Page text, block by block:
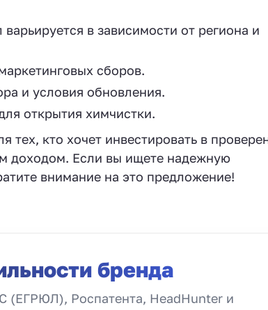
в зависимости от региона и
сборов.
и условия обновления.
открытия химчистки.
тех, кто хочет инвестировать в
доходом. Если вы ищете надежную
внимание на это предложение!
бренда
(ЕГРЮЛ), Роспатента, HeadHunter и